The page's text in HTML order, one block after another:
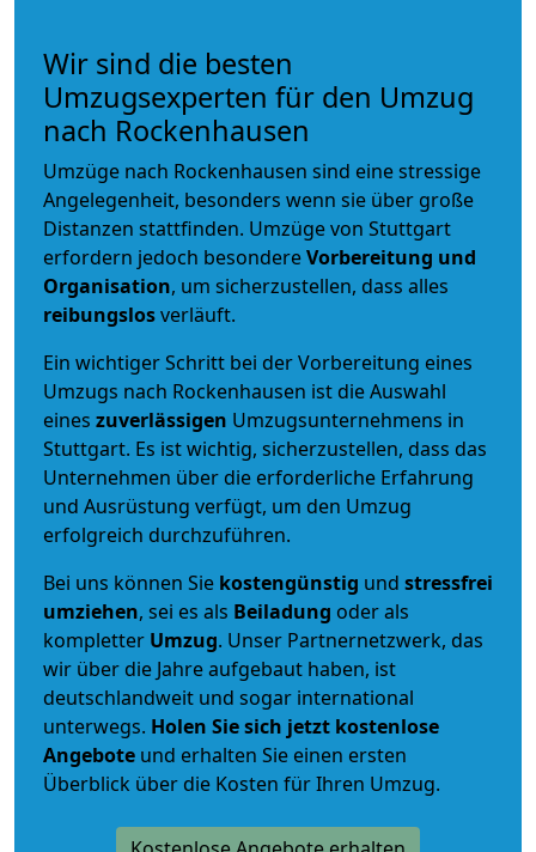
Wir sind die besten
Umzugsexperten für den Umzug
nach Rockenhausen
Umzüge nach Rockenhausen sind eine stressige
Angelegenheit, besonders wenn sie über große
Distanzen stattfinden. Umzüge von Stuttgart
erfordern jedoch besondereVorbereitung und
Organisation, um sicherzustellen, dass alles
reibungslosverläuft.
Ein wichtiger Schritt bei der Vorbereitung eines
Umzugs nach Rockenhausen ist die Auswahl
eines zuverlässigen Umzugsunternehmens in
Stuttgart. Es ist wichtig, sicherzustellen, dass das
Unternehmen über die erforderliche Erfahrung
und Ausrüstung verfügt, um den Umzug
erfolgreich durchzuführen.
Bei uns können Sie kostengünstig und stressfrei
umziehen, sei es als Beiladung oder als
kompletter Umzug. Unser Partnernetzwerk, das
wir über die Jahre aufgebaut haben, ist
deutschlandweit und sogar international
unterwegs. Holen Sie sich jetzt kostenlose
Angebote und erhalten Sie einen ersten
Überblick über die Kosten für Ihren Umzug.